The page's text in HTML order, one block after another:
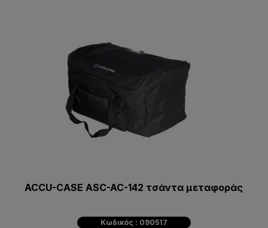
ACCU-CASE ASC-AC-142 τσάντα μεταφοράς
Κωδικός : 090517